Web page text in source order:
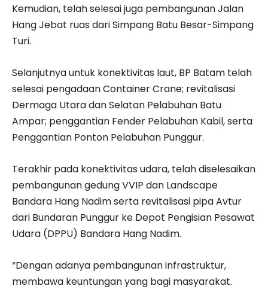
Kemudian, telah selesai juga pembangunan Jalan
Hang Jebat ruas dari Simpang Batu Besar-Simpang
Turi.
Selanjutnya untuk konektivitas laut, BP Batam telah
selesai pengadaan Container Crane; revitalisasi
Dermaga Utara dan Selatan Pelabuhan Batu
Ampar; penggantian Fender Pelabuhan Kabil, serta
Penggantian Ponton Pelabuhan Punggur.
Terakhir pada konektivitas udara, telah diselesaikan
pembangunan gedung VVIP dan Landscape
Bandara Hang Nadim serta revitalisasi pipa Avtur
dari Bundaran Punggur ke Depot Pengisian Pesawat
Udara (DPPU) Bandara Hang Nadim.
“Dengan adanya pembangunan infrastruktur,
membawa keuntungan yang bagi masyarakat.